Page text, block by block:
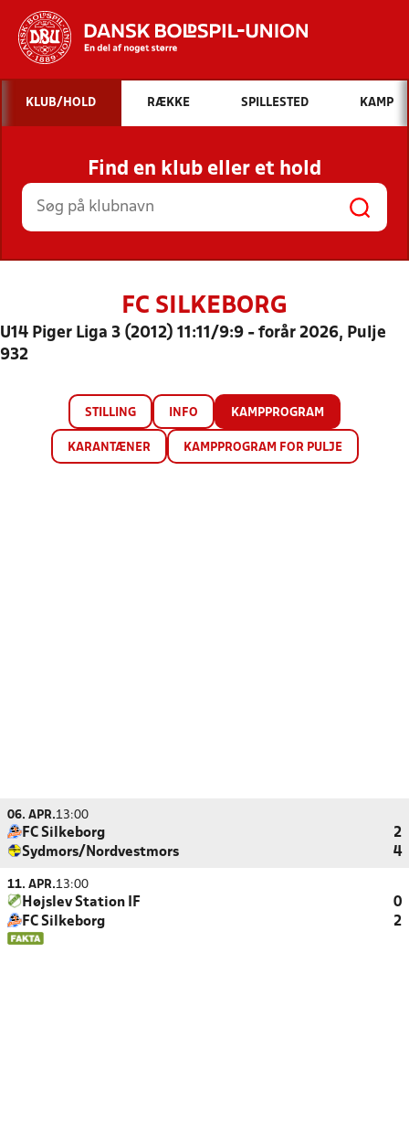
Hvad vil du søge efter?
INDHOLD OG NYHEDER
STILLINGER, RESULTATER, KLUBBER OG
HOLD
KLUB/HOLD RÆKKE SPILLESTED KAMP
Find en klub eller et hold
FC SILKEBORG
U14 Piger Liga 3 (2012) 11:11/9:9 - forår 2026, Pulje
932
STILLING INFO KAMPPROGRAM
KARANTÆNER KAMPPROGRAM FOR PULJE
06. APR.13:00
FC Silkeborg
2
Sydmors/Nordvestmors
4
11. APR.13:00
Højslev Station IF
0
FC Silkeborg
2